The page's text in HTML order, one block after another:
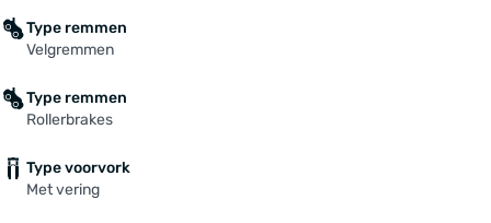
Type remmen
Velgremmen
Type remmen
Rollerbrakes
Type voorvork
Met vering